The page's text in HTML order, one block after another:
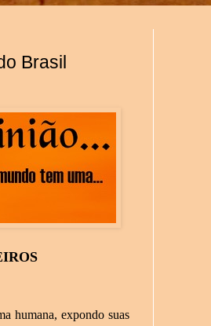
Brasil
humana, expondo suas